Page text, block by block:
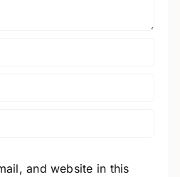
and website in this